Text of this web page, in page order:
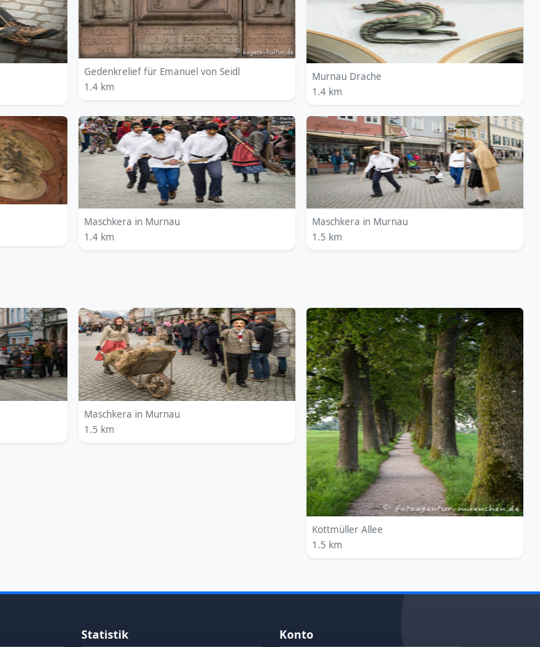
Gedenkrelief für Emanuel von Seidl
1.4 km
Murnau Drache
1.4 km
Maschkera in Murnau
1.4 km
Maschkera in Murnau
1.5 km
Maschkera in Murnau
1.5 km
Kottmüller Allee
1.5 km
Statistik Konto